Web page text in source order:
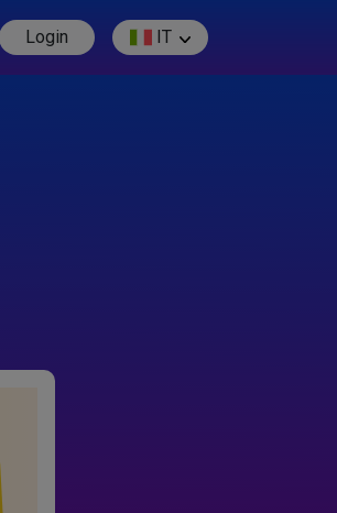
Login IT